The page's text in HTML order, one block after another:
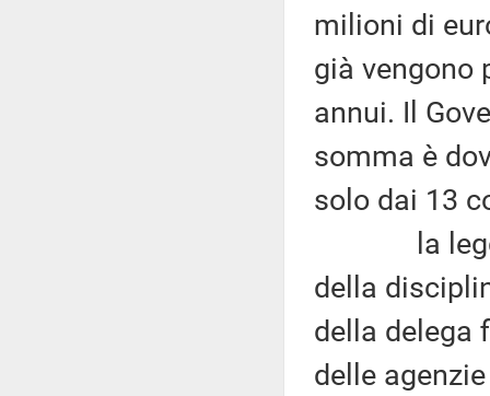
milioni di
già vengono
annui. Il
somma è
solo dai 13
la legge
della
della delega
delle